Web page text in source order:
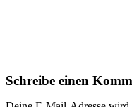
Schreibe einen